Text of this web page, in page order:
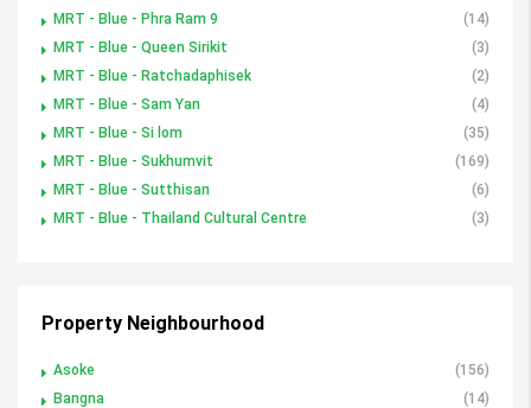
MRT - Blue - Phra Ram 9
(14)
MRT - Blue - Queen Sirikit
(3)
MRT - Blue - Ratchadaphisek
(2)
MRT - Blue - Sam Yan
(4)
MRT - Blue - Si lom
(35)
MRT - Blue - Sukhumvit
(169)
MRT - Blue - Sutthisan
(6)
MRT - Blue - Thailand Cultural Centre
(3)
Property Neighbourhood
Asoke
(156)
Bangna
(14)